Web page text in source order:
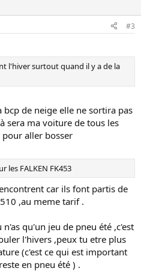
#3
l'hiver surtout quand il y a de la
de neige elle ne sortira pas
sera ma voiture de tous les
aller bosser
les FALKEN FK453
car ils font partis de
,au meme tarif .
qu'un jeu de pneu été ,c'est
l'hivers ,peux tu etre plus
(c'est ce qui est important
en pneu été ) .